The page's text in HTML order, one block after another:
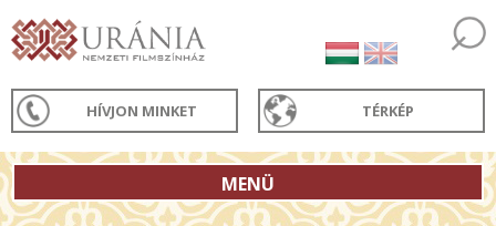
HÍVJON MINKET TÉRKÉP
MENÜ